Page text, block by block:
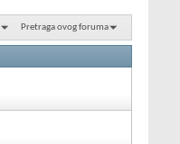
Pretraga ovog foruma